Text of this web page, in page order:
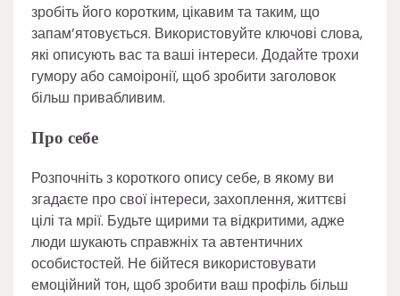
зробіть його коротким, цікавим та таким, що
запам’ятовується. Використовуйте ключові слова,
які описують вас та ваші інтереси. Додайте трохи
гумору або самоіронії, щоб зробити заголовок
більш привабливим.
Про себе
Розпочніть з короткого опису себе, в якому ви
згадаєте про свої інтереси, захоплення, життєві
цілі та мрії. Будьте щирими та відкритими, адже
люди шукають справжніх та автентичних
особистостей. Не бійтеся використовувати
емоційний тон, щоб зробити ваш профіль більш